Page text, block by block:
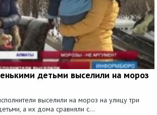
детьми выселили на мороз
выселили на мороз на улицу три
а их дома сравняли с...